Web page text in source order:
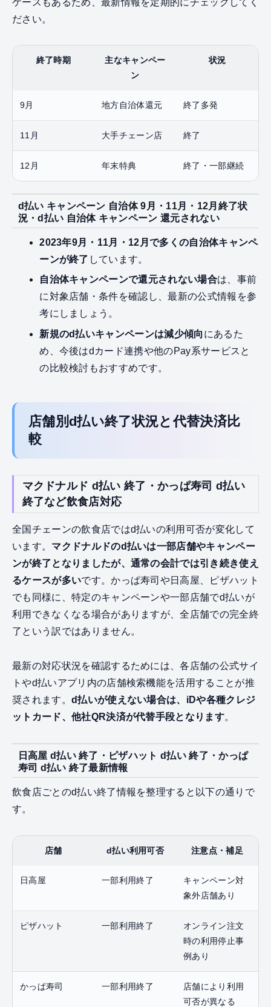
ださい。
終了時期
主なキャンペー
ン
状況
9月 地方自治体還元 終了多発
11月 大手チェーン店 終了
12月 年末特典 終了・一部継続
d払い キャンペーン 自治体 9月・11月・12月終了状
況・d払い 自治体 キャンペーン 還元されない
2023年9月・11月・12月で多くの自治体キャンペ
ーンが終了 しています。
自治体キャンペーンで還元されない場合は、事前
に対象店舗・条件を確認し、最新の公式情報を参
考にしましょう。
新規のd払いキャンペーンは減少傾向 にあるた
め、今後はdカード連携や他のPay系サービスと
の比較検討もおすすめです。
店舗別d払い終了状況と代替決済比
較
マクドナルド d払い 終了・かっぱ寿司 d払い
終了など飲食店対応
全国チェーンの飲食店ではd払いの利用可否が変化して
います。 マクドナルドのd払いは一部店舗やキャンペー
ンが終了となりましたが、通常の会計では引き続き使え
るケースが多いです。かっぱ寿司や日高屋、ピザハット
でも同様に、特定のキャンペーンや一部店舗でd払いが
利用できなくなる場合がありますが、全店舗での完全終
了という訳ではありません。
最新の対応状況を確認するためには、各店舗の公式サイ
トやd払いアプリ内の店舗検索機能を活用することが推
奨されます。 d払いが使えない場合は、iDや各種クレジ
ットカード、他社QR決済が代替手段となります。
日高屋 d払い 終了・ピザハット d払い 終了・かっぱ
寿司 d払い 終了最新情報
飲食店ごとのd払い終了情報を整理すると以下の通りで
す。
店舗 d払い利用可否 注意点・補足
日高屋 一部利用終了
キャンペーン対
象外店舗あり
ピザハット 一部利用終了
オンライン注文
時の利用停止事
例あり
かっぱ寿司 一部利用終了
店舗により利用
可否が異なる